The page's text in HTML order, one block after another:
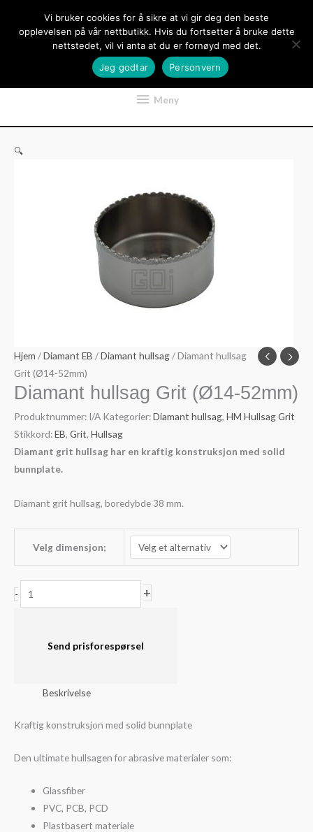
Meny
Meny
🔍
Hjem /Diamant EB /Diamant hullsag/ Diamant hullsag
Grit (Ø14-52mm)
Diamant hullsag Grit (Ø14-52mm)
Produktnummer: I/A Kategorier:Diamant hullsag, HM Hullsag Grit
Stikkord:EB, Grit, Hullsag
Diamant grit hullsag har en kraftig konstruksjon med solid
bunnplate.
Diamant grit hullsag, boredybde 38 mm.
Velg dimensjon;
-
Diamant
hullsag
+
Send prisforespørsel
Beskrivelse
Kraftig konstruksjon med solid bunnplate
Den ultimate hullsagen for abrasive materialer som:
Glassfiber
PVC, PCB, PCD
Plastbasert materiale
Vi bruker cookies for å sikre at vi gir deg den beste
opplevelsen på vår nettbutikk. Hvis du fortsetter å bruke dette
nettstedet, vil vi anta at du er fornøyd med det.
Jeg godtar
Personvern